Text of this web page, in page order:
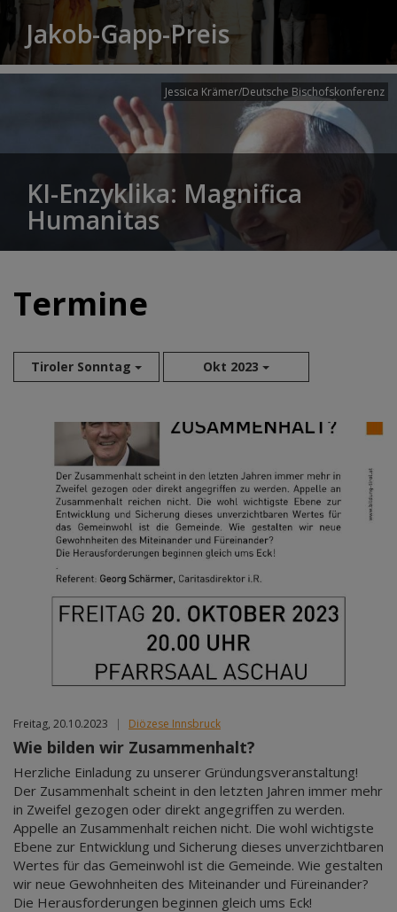
Jakob-Gapp-Preis
Jessica Krämer/Deutsche Bischofskonferenz
KI-Enzyklika: Magnifica
Humanitas
Termine
Tiroler Sonntag Okt 2023
Aug 2026
Okt 2026
Nov 2026
Dez 2026
Jan 2027
Apr 2027
Mai 2027
Jul 2027
Freitag, 20.10.2023 | Diözese Innsbruck
Wie bilden wir Zusammenhalt?
Herzliche Einladung zu unserer Gründungsveranstaltung!
Der Zusammenhalt scheint in den letzten Jahren immer mehr
in Zweifel gezogen oder direkt angegriffen zu werden.
Appelle an Zusammenhalt reichen nicht. Die wohl wichtigste
Ebene zur Entwicklung und Sicherung dieses unverzichtbaren
Wertes für das Gemeinwohl ist die Gemeinde. Wie gestalten
wir neue Gewohnheiten des Miteinander und Füreinander?
Die Herausforderungen beginnen gleich ums Eck!